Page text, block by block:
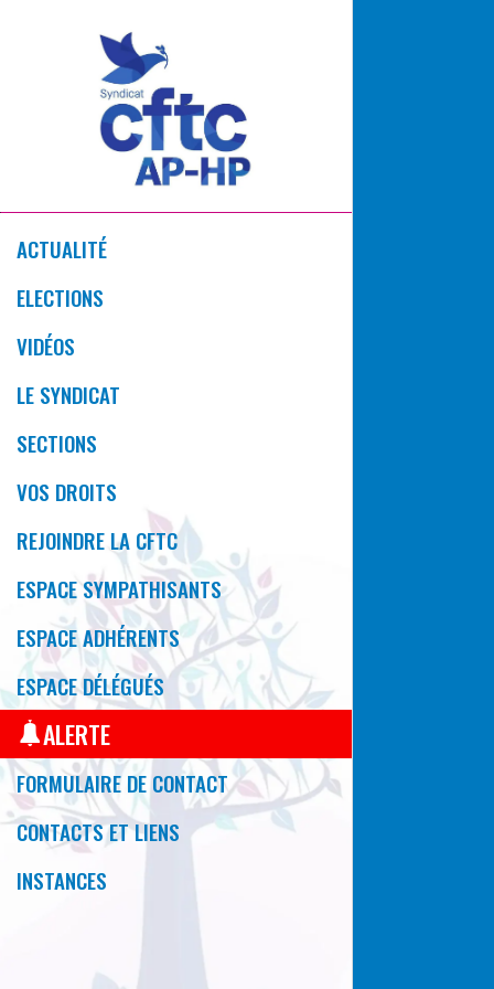
ACTUALITÉ
ELECTIONS
VIDÉOS
LE SYNDICAT
SECTIONS
VOS DROITS
REJOINDRE LA CFTC
ESPACE SYMPATHISANTS
ESPACE ADHÉRENTS
ESPACE DÉLÉGUÉS
ALERTE
FORMULAIRE DE CONTACT
CONTACTS ET LIENS
INSTANCES